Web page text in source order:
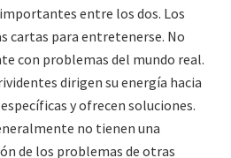
entre los dos. Los
cartas para entretenerse. No
con problemas del mundo real.
dirigen su energía hacia
y ofrecen soluciones.
no tienen una
de los problemas de otras